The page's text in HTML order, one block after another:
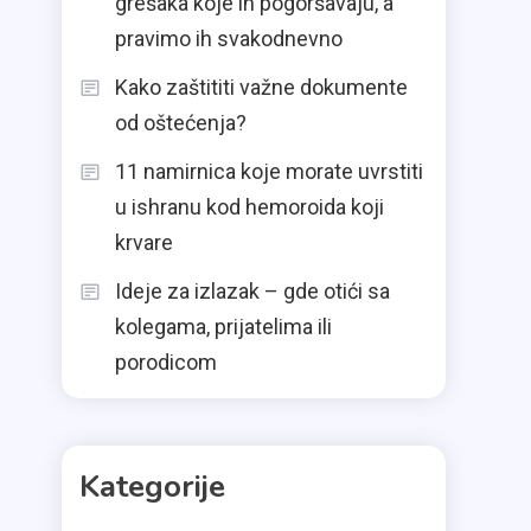
pravimo ih svakodnevno
Kako zaštititi važne dokumente
od oštećenja?
11 namirnica koje morate uvrstiti
u ishranu kod hemoroida koji
krvare
Ideje za izlazak – gde otići sa
kolegama, prijatelima ili
porodicom
Kategorije